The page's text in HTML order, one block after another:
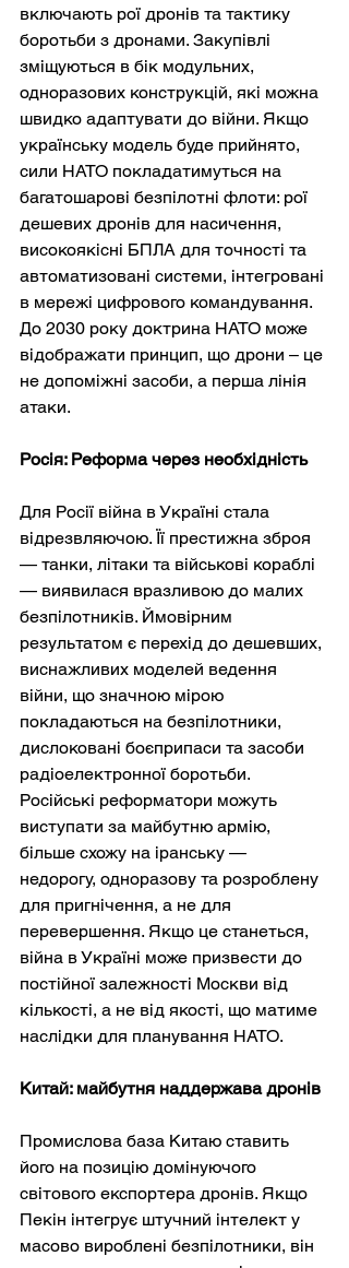
включають рої дронів та тактику
боротьби з дронами. Закупівлі
зміщуються в бік модульних,
одноразових конструкцій, які можна
швидко адаптувати до війни. Якщо
українську модель буде прийнято,
сили НАТО покладатимуться на
багатошарові безпілотні флоти: рої
дешевих дронів для насичення,
високоякісні БПЛА для точності та
автоматизовані системи, інтегровані
в мережі цифрового командування.
До 2030 року доктрина НАТО може
відображати принцип, що дрони – це
не допоміжні засоби, а перша лінія
атаки.
Росія: Реформа через необхідність
Для Росії війна в Україні стала
відрезвляючою. Її престижна зброя
— танки, літаки та військові кораблі
— виявилася вразливою до малих
безпілотників. Ймовірним
результатом є перехід до дешевших,
виснажливих моделей ведення
війни, що значною мірою
покладаються на безпілотники,
дислоковані боєприпаси та засоби
радіоелектронної боротьби.
Російські реформатори можуть
виступати за майбутню армію,
більше схожу на іранську —
недорогу, одноразову та розроблену
для пригнічення, а не для
перевершення. Якщо це станеться,
війна в Україні може призвести до
постійної залежності Москви від
кількості, а не від якості, що матиме
наслідки для планування НАТО.
Китай: майбутня наддержава дронів
Промислова база Китаю ставить
його на позицію домінуючого
світового експортера дронів. Якщо
Пекін інтегрує штучний інтелект у
масово вироблені безпілотники, він